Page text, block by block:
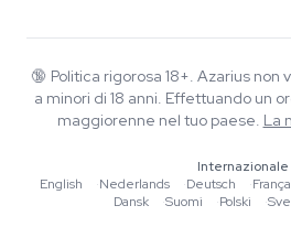
FAQ
Informativa sulla privacy
Wiki
Blog
Musica
Linee guida editoriali
Strumenti e Calcolatori
🔞 Politica rigorosa 18+. Azarius
a minori di 18 anni. Effettuando un
maggiorenne nel tuo paese. La
Internazionale
English
·Nederlands ·Deutsch ·
Dansk
·Suomi ·Polski ·